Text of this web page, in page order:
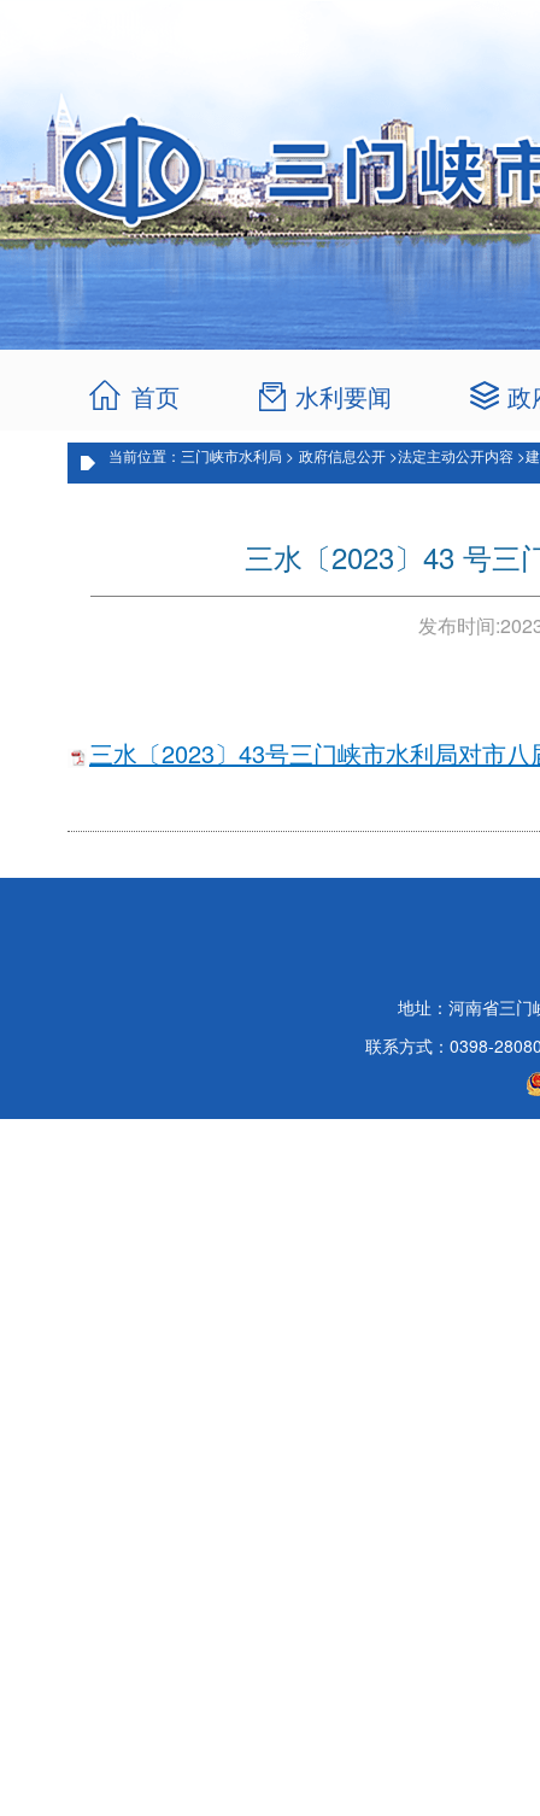
首页 水利要闻 政
当前位置：三门峡市水利局 > 政府信息公开 >法定主动公开内容 >
三水〔2023〕43 号三
发布时间:
三水〔2023〕43号三门峡市水利局对市
地址：河南省三门
联系方式：0398-